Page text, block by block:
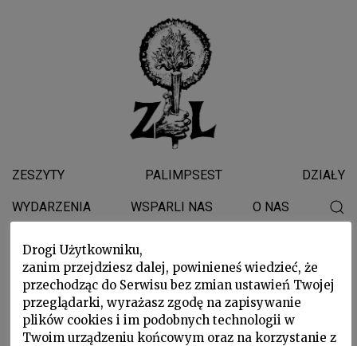
ZESZYTY PALIMPSEST DZIAŁY
WYDARZENIA WSPARLI NAS O NAS
Moskwa
Drogi Użytkowniku,
zanim przejdziesz dalej, powinieneś wiedzieć, że
przechodząc do Serwisu bez zmian ustawień Twojej
przeglądarki, wyrażasz zgodę na zapisywanie
plików cookies i im podobnych technologii w
Twoim urządzeniu końcowym oraz na korzystanie z